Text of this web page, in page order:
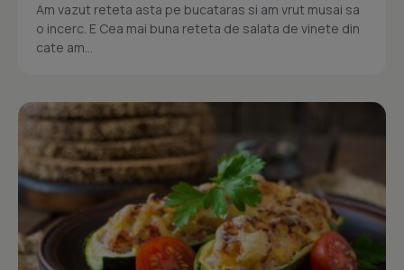
Am vazut reteta asta pe bucataras si am vrut musai sa
o incerc. E Cea mai buna reteta de salata de vinete din
cate am...